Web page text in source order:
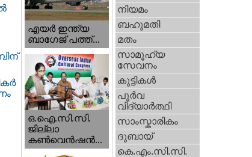
എയര്‍ ഇന്ത്യ
ബാഗേജ് പത്ത്...
ഒ.ഐ.സി.സി.
ജില്ലാ
കൺവെൻഷൻ...
നിയമം
ബഹുമതി
മതം
സാമൂഹ്യ
സേവനം
കുട്ടികള്‍
പൂര്‍വ
വിദ്യാര്‍ത്ഥി
സാംസ്കാരികം
ദുബായ്‌
കെ.എം.സി.സി.